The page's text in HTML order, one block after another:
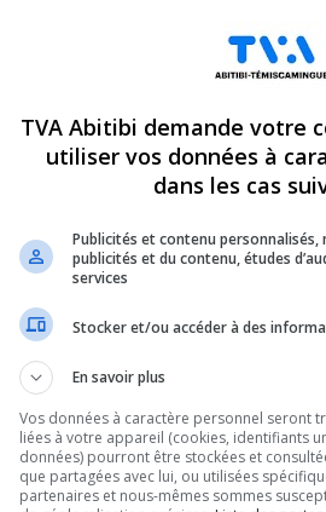
l’établissement,
apprend que 3
l’hôpital de
matin, l’organisation ne mentionnait
Marie-Pierre Gaulin,
car elle ne change en rien la
président du FIQ-SISSAT, n’est
TVA Abitibi demande votre
utiliser vos données à
dans les cas
Publicités et contenu
publicités et du contenu, études
services
Stocker et/ou accéder à des
En savoir plus
Vos données à caractère personnel seront
liées à votre appareil (cookies, identifiants
données) pourront être stockées et
que partagées avec lui, ou utilisées
partenaires et nous-mêmes sommes